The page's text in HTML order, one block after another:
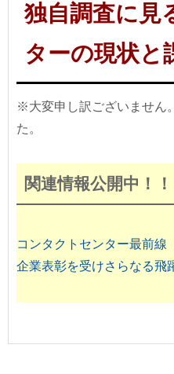
独自調査に
ターの現状と
※大変申し訳ございません
た。
関連情報公開中！！
コンタクトセンター最前線
企業表彰を受けさらなる飛